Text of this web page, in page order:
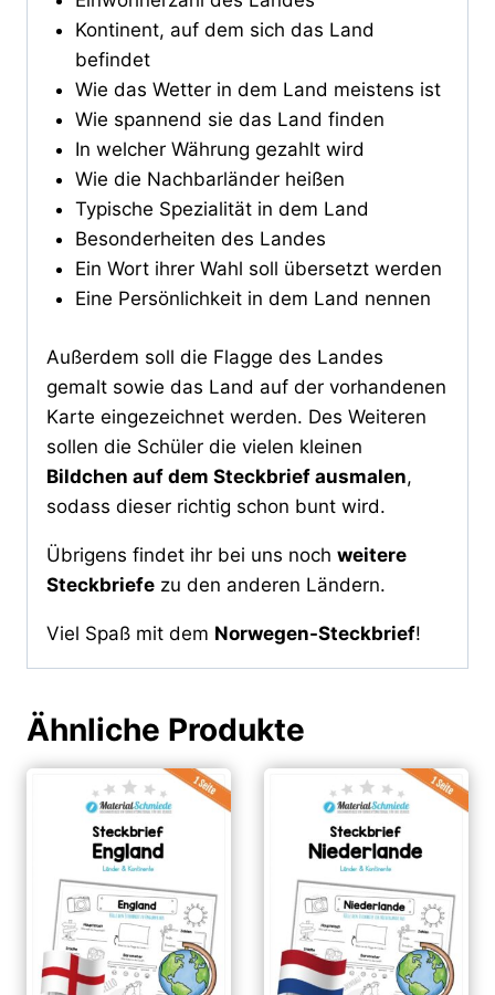
Kontinent, auf dem sich das Land
befindet
Wie das Wetter in dem Land meistens ist
Wie spannend sie das Land finden
In welcher Währung gezahlt wird
Wie die Nachbarländer heißen
Typische Spezialität in dem Land
Besonderheiten des Landes
Ein Wort ihrer Wahl soll übersetzt werden
Eine Persönlichkeit in dem Land nennen
Außerdem soll die Flagge des Landes
gemalt sowie das Land auf der vorhandenen
Karte eingezeichnet werden. Des Weiteren
sollen die Schüler die vielen kleinen
Bildchen auf dem Steckbrief ausmalen,
sodass dieser richtig schon bunt wird.
Übrigens findet ihr bei uns noch weitere
Steckbriefe zu den anderen Ländern.
Viel Spaß mit dem Norwegen-Steckbrief!
Ähnliche Produkte